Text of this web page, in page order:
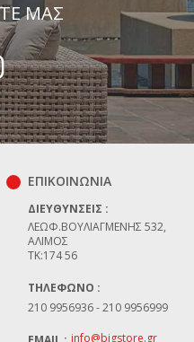
ΜΑΣ
ΕΠΙΚΟΙΝΩΝΊΑ
ΔΙΕΥΘΎΝΣΕΙΣ :
ΛΕΩΦ.ΒΟΥΛΙΑΓΜΈΝΗΣ 532,
ΆΛΙΜΟΣ
TK:174 56
ΤΗΛΈΦΩΝΟ :
210 9956936 - 210 9956999
info@bigstore.gr